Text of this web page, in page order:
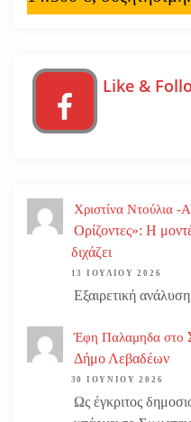
Like &
Χριστίνα Ντούλια -
Ορίζοντες»: Η
διχάζει
13 ΙΟΥΛΊΟΥ 2026
Εξαιρετική
Έφη Παλαμηδα στο
Δήμο Λεβαδέων
30 ΙΟΥΝΊΟΥ 2026
Ως έγκριτος